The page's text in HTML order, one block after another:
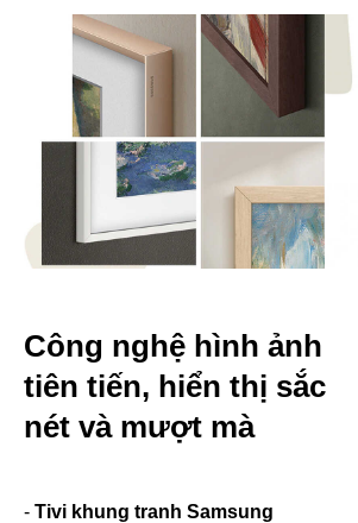
Công nghệ hình ảnh
tiên tiến, hiển thị sắc
nét và mượt mà
- Tivi khung tranh Samsung